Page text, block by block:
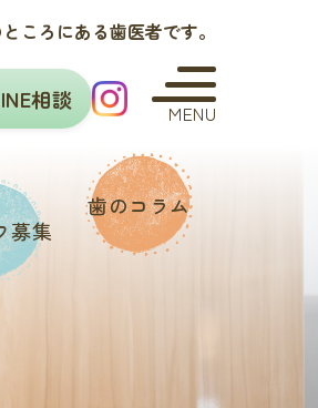
ころにある歯医者です。
相談
MENU
募集
歯のコラム